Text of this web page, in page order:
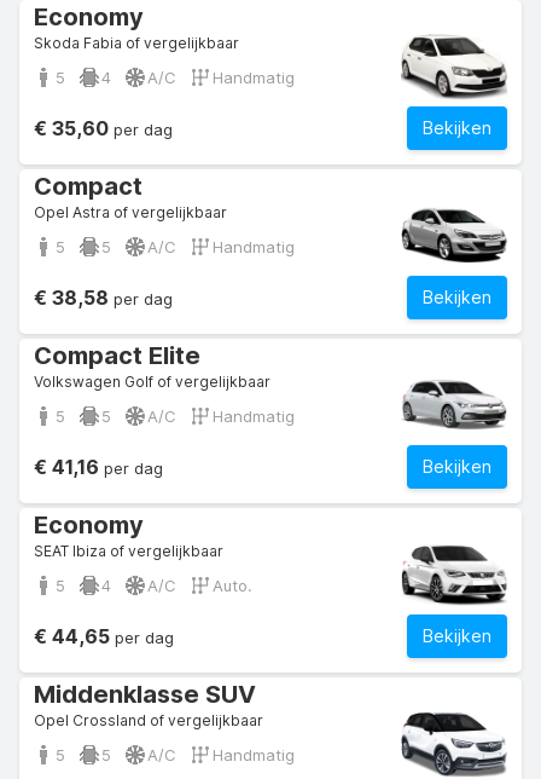
Economy
Skoda Fabia of vergelijkbaar
5 4 A/C Handmatig
Bekijken
€ 35,60 per dag
Compact
Opel Astra of vergelijkbaar
5 5 A/C Handmatig
Bekijken
€ 38,58 per dag
Compact Elite
Volkswagen Golf of vergelijkbaar
5 5 A/C Handmatig
Bekijken
€ 41,16 per dag
Economy
SEAT Ibiza of vergelijkbaar
5 4 A/C Auto.
Bekijken
€ 44,65 per dag
Middenklasse SUV
Opel Crossland of vergelijkbaar
5 5 A/C Handmatig